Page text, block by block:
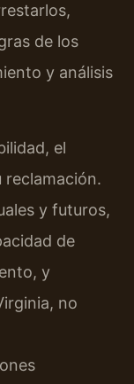
de los
y análisis
el
reclamación.
y futuros,
de
y
no